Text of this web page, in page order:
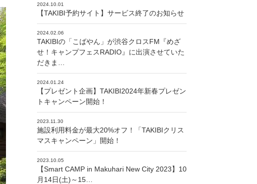
2024.10.01
【TAKIBI予約サイト】サービス終了のお知らせ
2024.02.06
TAKIBIの「こばやん」が渋谷クロスFM『めざ
せ！キャンプフェスRADIO』に出演させていた
だきま…
2024.01.24
【プレゼント企画】TAKIBI2024年新春プレゼン
トキャンペーン開始！
2023.11.30
施設利用料金が最大20%オフ！「TAKIBIクリス
マスキャンペーン」開始！
2023.10.05
【Smart CAMP in Makuhari New City 2023】10
月14日(土)～15…